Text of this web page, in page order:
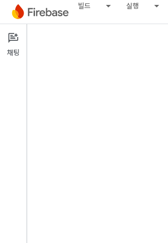
빌드 실행
Documentation
개요
채팅